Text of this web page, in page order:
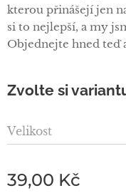
kterou přinášejí jen
si to nejlepší, a my
Objednejte hned teď
Zvolte si
Velikost
39,00 Kč